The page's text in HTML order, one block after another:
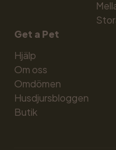
Get a Pet
Hjälp
Om oss
Omdömen
Husdjursbloggen
Butik